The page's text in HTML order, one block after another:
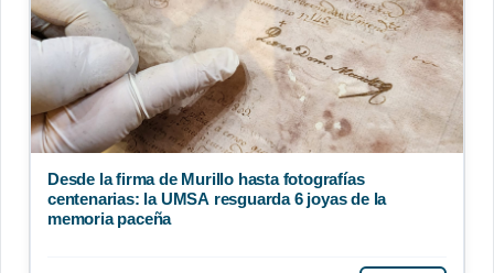
Desde la firma de Murillo hasta fotografías
centenarias: la UMSA resguarda 6 joyas de la
memoria paceña